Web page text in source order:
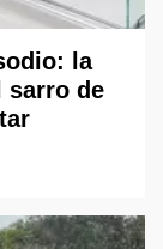
la
sarro de